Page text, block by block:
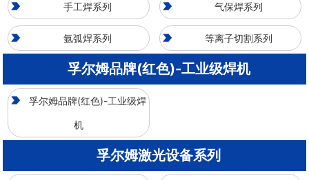
手工焊系列 气保焊系列
氩弧焊系列 等离子切割系列
孚尔姆品牌(红色)-工业级焊机
孚尔姆品牌(红色)-工业级焊
机
孚尔姆激光设备系列